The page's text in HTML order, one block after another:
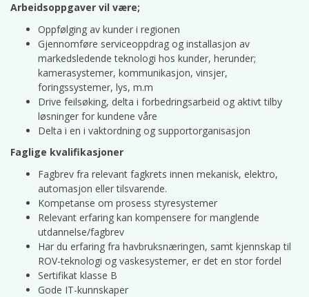
Arbeidsoppgaver vil være;
Oppfølging av kunder i regionen
Gjennomføre serviceoppdrag og installasjon av
markedsledende teknologi hos kunder, herunder;
kamerasystemer, kommunikasjon, vinsjer,
foringssystemer, lys, m.m
Drive feilsøking, delta i forbedringsarbeid og aktivt tilby
løsninger for kundene våre
Delta i en i vaktordning og supportorganisasjon
Faglige kvalifikasjoner
Fagbrev fra relevant fagkrets innen mekanisk, elektro,
automasjon eller tilsvarende.
Kompetanse om prosess styresystemer
Relevant erfaring kan kompensere for manglende
utdannelse/fagbrev
Har du erfaring fra havbruksnæringen, samt kjennskap til
ROV-teknologi og vaskesystemer, er det en stor fordel
Sertifikat klasse B
Gode IT-kunnskaper